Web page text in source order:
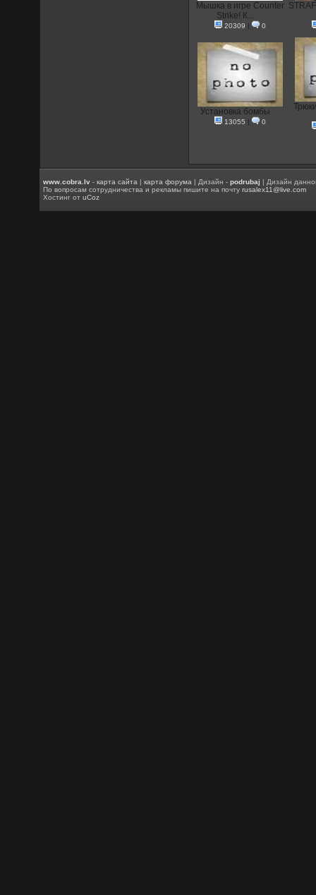
Мышка в игре Counter
Strike! К...
20309 | 0
Установка бомбы
13055 | 0
www.cobra.lv -карта сайта |карта форума | Дизайн -podrubaj | Дизайн
По вопросам сотрудничества и рекламы пишите на почтуrusalex11@live.com
Хостинг отuCoz